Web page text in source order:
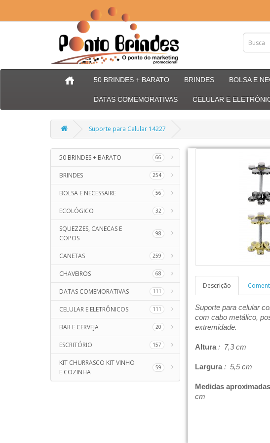
50 BRINDES + BARATO BRINDES BOLSA E
DATAS COMEMORATIVAS CELULAR E
Suporte para Celular 14227
50 BRINDES + BARATO 66
BRINDES 254
BOLSA E NECESSAIRE 56
ECOLÓGICO 32
SQUEZZES, CANECAS E
COPOS
98
CANETAS 259
CHAVEIROS 68
DATAS COMEMORATIVAS 111
CELULAR E ELETRÔNICOS 111
BAR E CERVEJA 20
ESCRITÓRIO 157
KIT CHURRASCO KIT VINHO
E COZINHA
59
Descrição
Suporte para celular
com cabo metálico,
extremidade.
Altura: 7,3 cm
Largura: 5,5 cm
Medidas
cm